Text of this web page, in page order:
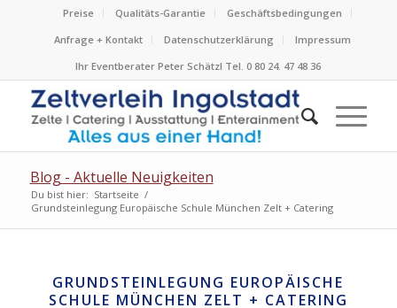
Preise Qualitäts-Garantie
Geschäftsbedingungen
Anfrage + Kontakt
Datenschutzerklärung
Impressum
Ihr Eventberater Peter Schätzl Tel. 0 80 24. 47 48 36
Blog - Aktuelle Neuigkeiten
Du bist hier: Startseite /
Grundsteinlegung Europäische Schule München Zelt + Catering
GRUNDSTEINLEGUNG EUROPÄISCHE
SCHULE MÜNCHEN ZELT + CATERING